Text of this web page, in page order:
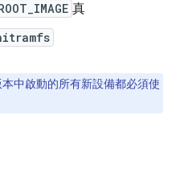
真
中啟動的所有新設備都必須使